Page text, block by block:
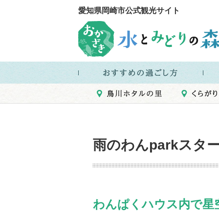
愛知県岡崎市公式観光サイト
雨のわんparkスタ
わんぱくハウス内で星